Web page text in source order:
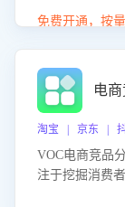
化策略，助力
免费开通，按
电
淘宝 | 京东 |
VOC电商竞品
注于挖掘消费